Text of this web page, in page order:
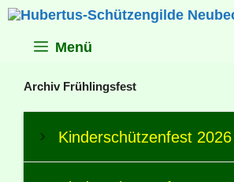
Zum
Inhalt
Menü
Archiv Frühlingsfest
Kinderschützenfest 2026